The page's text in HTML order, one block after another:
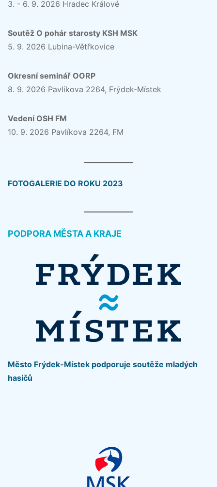
3. - 6. 9. 2026 Hradec Králové
Soutěž O pohár starosty KSH MSK
5. 9. 2026 Lubina-Větřkovice
Okresní seminář OORP
8. 9. 2026 Pavlíkova 2264, Frýdek-Místek
Vedení OSH FM
10. 9. 2026 Pavlíkova 2264, FM
FOTOGALERIE DO ROKU 2023
PODPORA MĚSTA A KRAJE
Město Frýdek-Místek podporuje soutěže mladých
hasičů